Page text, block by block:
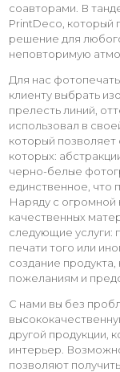
соавторами. В
PrintDeco, который
решение для
неповторимую
Для нас
клиенту выбрать
прелесть линий,
использовал в
который
которых:
черно-белые
единственное, что
Наряду с огромной
качественных
следующие услуги:
печати того или
создание
пожеланиям и
С нами вы без
другой продукции,
интерьер.
позволяют